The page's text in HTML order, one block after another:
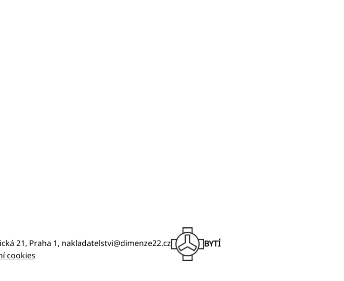
21, Praha 1, nakladatelstvi@dimenze22.cz
cookies
BYTÍ